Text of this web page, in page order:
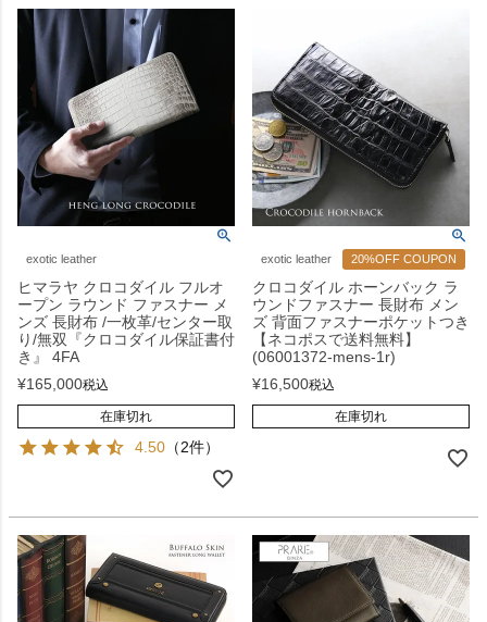
exotic leather
ヒマラヤ クロコダイル フルオ
ープン ラウンド ファスナー メ
ンズ 長財布 /一枚革/センター取
り/無双『クロコダイル保証書付
き』 4FA
¥165,000税込
在庫切れ
4.50 （2件）
exotic leather 20%OFF COUPON
クロコダイル ホーンバック ラ
ウンドファスナー 長財布 メン
ズ 背面ファスナーポケットつき
【ネコポスで送料無料】
(06001372-mens-1r)
¥16,500税込
在庫切れ